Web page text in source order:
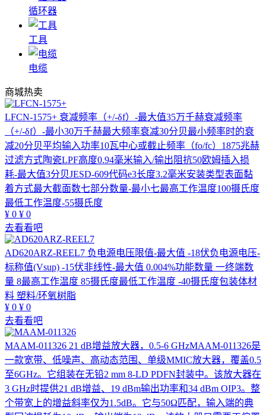
循环器
工具
电缆
商城热卖
LFCN-1575+ 衰减频率（+/-δf）-最大值35万千赫衰减频率
（+/-δf）-最小30万千赫最大频率衰减30分贝最小频率时的衰
减20分贝平均输入功率10瓦中心或截止频率（fo/fc）1875兆赫
过滤方式陶瓷LPF高度0.94毫米输入/输出阻抗50欧姆插入损
耗-最大值3分贝JESD-609代码e3长度3.2毫米安装类型表面黏
着方式最大截面数七部分数量-最小七最高工作温度100摄氏度
最低工作温度-55摄氏度
¥ 0 ¥ 0
去看看吧
AD620ARZ-REEL7 负电源电压限值-最大值 -18伏负电源电压-
标称值(Vsup) -15伏非线性-最大值 0.004%功能数量 一终端数
量 8最高工作温度 85摄氏度最低工作温度 -40摄氏度包装体材
料 塑料/环氧树脂
¥ 0 ¥ 0
去看看吧
MAAM-011326 21 dB增益放大器，0.5-6 GHzMAAM-011326是
一款宽带、低噪声、高动态范围、单级MMIC放大器，覆盖0.5
至6GHz。它组装在无铅2 mm 8-LD PDFN封装中。该放大器在
3 GHz时提供21 dB增益、19 dBm输出功率和34 dBm OIP3。整
个带宽上的增益斜率仅为1.5dB。它与50Ω匹配，输入端的典